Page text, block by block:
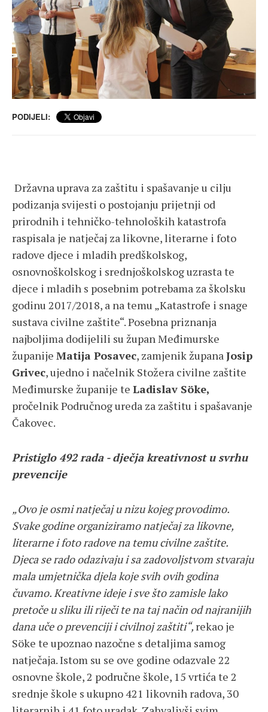
PODIJELI:
Državna uprava za zaštitu i spašavanje u cilju
podizanja svijesti o postojanju prijetnji od
prirodnih i tehničko-tehnoloških katastrofa
raspisala je natječaj za likovne, literarne i foto
radove djece i mladih predškolskog,
osnovnoškolskog i srednjoškolskog uzrasta te
djece i mladih s posebnim potrebama za školsku
godinu 2017/2018, a na temu „Katastrofe i snage
sustava civilne zaštite“. Posebna priznanja
najboljima dodijelili su župan Međimurske
županije Matija Posavec, zamjenik županaJosip
Grivec, ujedno i načelnik Stožera civilne zaštite
Međimurske županije te Ladislav Söke,
pročelnik Područnog ureda za zaštitu i spašavanje
Čakovec.
Pristiglo 492 rada - dječja kreativnost u svrhu
prevencije
„Ovo je osmi natječaj u nizu kojeg provodimo.
Svake godine organiziramo natječaj za likovne,
literarne i foto radove na temu civilne zaštite.
Djeca se rado odazivaju i sa zadovoljstvom stvaraju
mala umjetnička djela koje svih ovih godina
čuvamo. Kreativne ideje i sve što zamisle lako
pretoče u sliku ili riječi te na taj način od najranijih
dana uče o prevenciji i civilnoj zaštiti“, rekao je
Söke te upoznao nazočne s detaljima samog
natječaja. Istom su se ove godine odazvale 22
osnovne škole, 2 područne škole, 15 vrtića te 2
srednje škole s ukupno 421 likovnih radova, 30